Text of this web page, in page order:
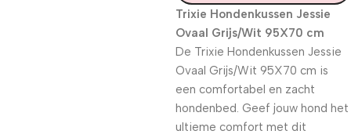
Trixie Hondenkussen Jessie
Ovaal Grijs/Wit 95X70 cm
De Trixie Hondenkussen Jessie
Ovaal Grijs/Wit 95X70 cm is
een comfortabel en zacht
hondenbed. Geef jouw hond het
ultieme comfort met dit